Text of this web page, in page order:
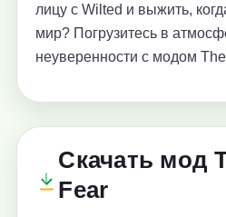
лицу с Wilted и выжить,
мир? Погрузитесь в
неуверенности с модом
Скачать мод
Fear